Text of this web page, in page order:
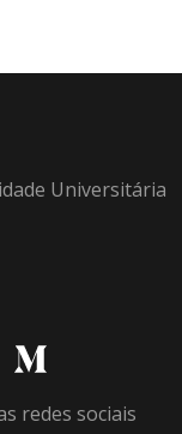
Universitária
redes sociais